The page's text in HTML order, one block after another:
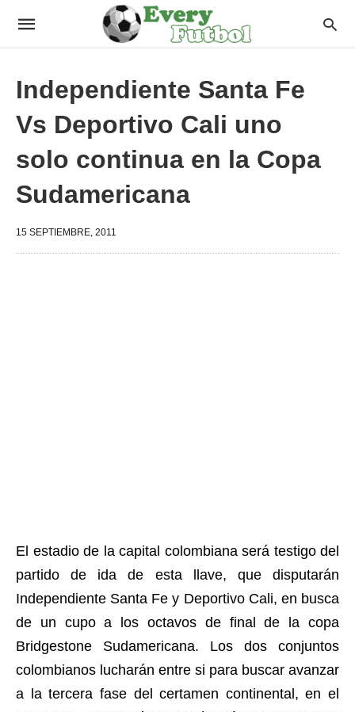
Independiente Santa Fe
Vs Deportivo Cali uno
solo continua en la Copa
Sudamericana
15 SEPTIEMBRE, 2011
El estadio de la capital colombiana será testigo del
partido de ida de esta llave, que disputarán
Independiente Santa Fe y Deportivo Cali, en busca
de un cupo a los octavos de final de la copa
Bridgestone Sudamericana. Los dos conjuntos
colombianos lucharán entre si para buscar avanzar
a la tercera fase del certamen continental, en el